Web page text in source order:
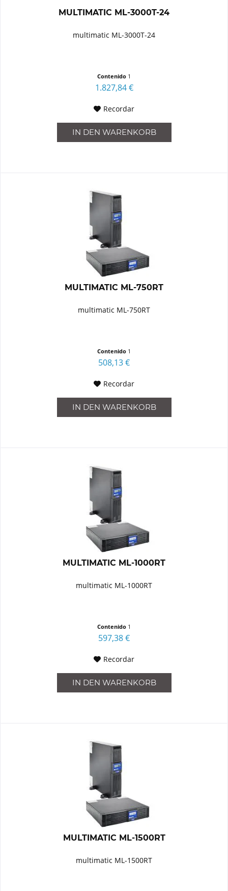
MULTIMATIC ML-3000T-24
multimatic ML-3000T-24
Contenido 1
1.827,84 €
Recordar
IN DEN WARENKORB
MULTIMATIC ML-750RT
multimatic ML-750RT
Contenido 1
508,13 €
Recordar
IN DEN WARENKORB
MULTIMATIC ML-1000RT
multimatic ML-1000RT
Contenido 1
597,38 €
Recordar
IN DEN WARENKORB
MULTIMATIC ML-1500RT
multimatic ML-1500RT